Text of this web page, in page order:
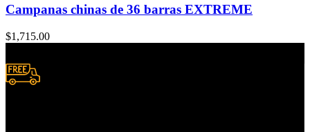
Campanas chinas de 36 barras EXTREME
$1,715.00